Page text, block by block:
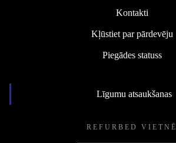
Kontakti
Kļūstiet par pārdevēju
Piegādes statuss
Līgumu atsaukšanas
REFURBED VIETNĒ